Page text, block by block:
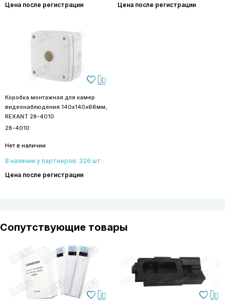
Цена после регистрации
Цена после регистрации
Коробка монтажная для камер
видеонаблюдения 140х140х66мм,
REXANT 28-4010
28-4010
Нет в наличии
В наличии у партнеров: 326 шт
Цена после регистрации
Сопутствующие товары